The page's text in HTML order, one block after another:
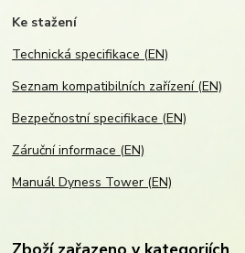
Ke stažení
Technická specifikace (EN)
Seznam kompatibilních zařízení (EN)
Bezpečnostní specifikace (EN)
Záruční informace (EN)
Manuál Dyness Tower (EN)